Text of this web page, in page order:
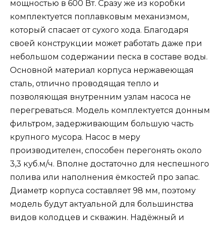
мощностью в 600 Вт. Сразу же из коробки
комплектуется поплавковым механизмом,
который спасает от сухого хода. Благодаря
своей конструкции может работать даже при
небольшом содержании песка в составе воды.
Основной материал корпуса нержавеющая
сталь, отлично проводящая тепло и
позволяющая внутренним узлам насоса не
перегреваться. Модель комплектуется донным
фильтром, задерживающим большую часть
крупного мусора. Насос в меру
производителен, способен перегонять около
3,3 куб.м/ч. Вполне достаточно для неспешного
полива или наполнения ёмкостей про запас.
Диаметр корпуса составляет 98 мм, поэтому
модель будут актуальной для большинства
видов колодцев и скважин. Надёжный и